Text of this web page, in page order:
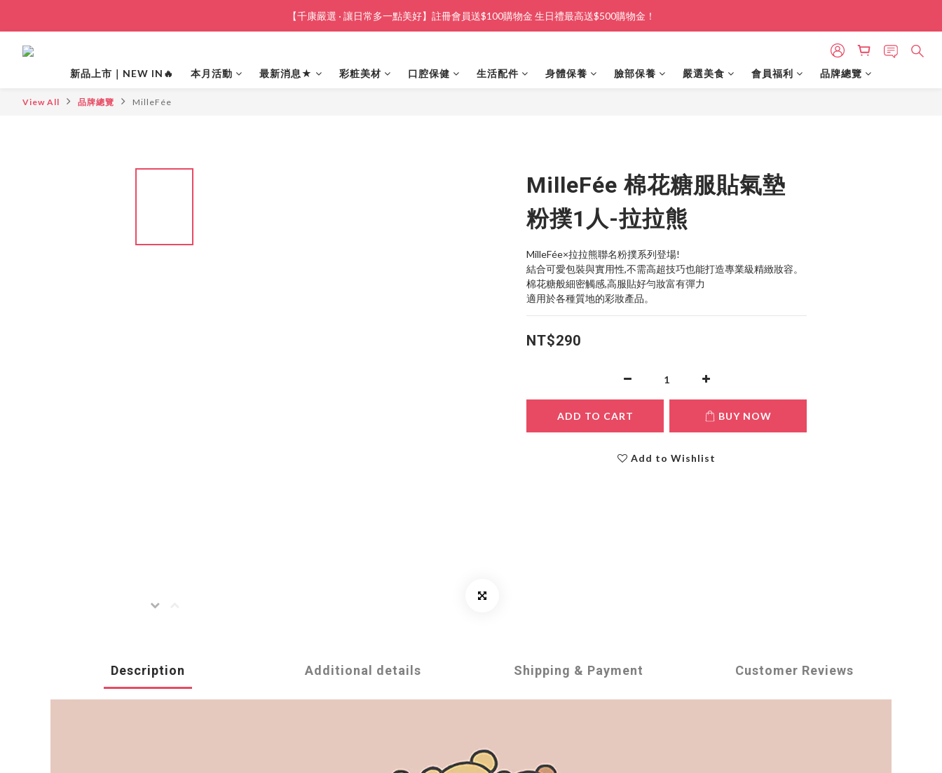
【千康嚴選 · 讓日常多一點美好】註冊會員送$100購物金 生日禮最高送$500購物金！
新品上市｜NEW IN🔥 本月活動 最新消息★ 彩粧美材 口腔保健 生活配件 身體保養 臉部保養 嚴選美食 會員福利 品牌總覽
View All 品牌總覽 MilleFée
MilleFée 棉花糖服貼氣墊
粉撲1人-拉拉熊
MilleFée×拉拉熊聯名粉撲系列登場!
結合可愛包裝與實用性,不需高超技巧也能打造專業級精緻妝容。
棉花糖般細密觸感,高服貼好勻妝富有彈力
適用於各種質地的彩妝產品。
NT$290
ADD TO CART BUY NOW
Add to Wishlist
Description Additional details Shipping & Payment Customer Reviews